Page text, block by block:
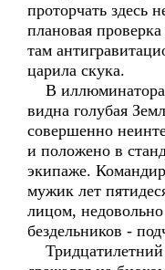
проторчать здесь
плановая
там
царила скука.
В
видна голубая
совершенно
и положено в
экипаже.
мужик лет
лицом,
бездельников
Тридцатилетний